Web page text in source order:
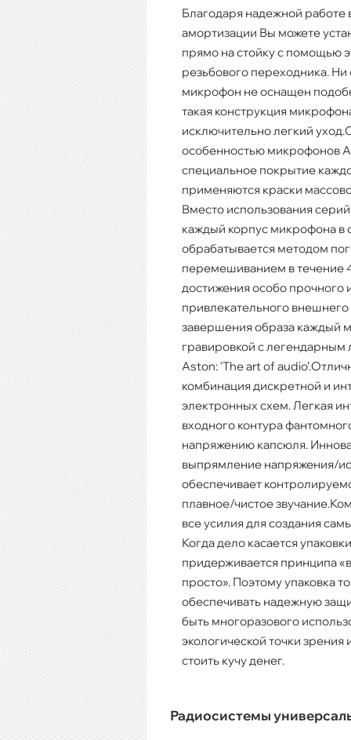
Благодаря надежной работе
амортизации Вы можете
прямо на стойку с помощью
резьбового переходника. Ни
микрофон не оснащен
такая конструкция
исключительно легкий
особенностью микрофонов
специальное покрытие
применяются краски
Вместо использования
каждый корпус микрофона в
обрабатывается методом
перемешиванием в течение
достижения особо прочного
привлекательного
завершения образа каждый
гравировкой с легендарным
Aston: ‘The art of
комбинация дискретной и
электронных схем. Легкая
входного контура
напряжению капсюля.
выпрямление напряжения/
обеспечивает
плавное/чистое
все усилия для создания
Когда дело касается
придерживается принципа
просто». Поэтому упаковка
обеспечивать надежную
быть многоразового
экологической точки
стоить кучу денег.
Радиосистемы